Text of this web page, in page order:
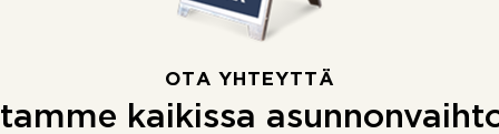
OTA YHTEYTTÄ
kaikissa